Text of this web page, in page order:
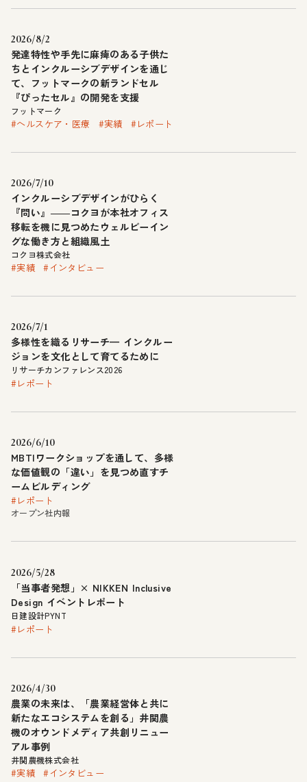
発達特性や手先に麻痺のある子供た
ちとインクルーシブデザインを通じ
て、フットマークの新ランドセル
『ぴったセル』の開発を支援
2026/8/2
フットマーク
#ヘルスケア・医療 #実績 #レポート
インクルーシブデザインがひらく
『問い』――コクヨが本社オフィス
移転を機に見つめたウェルビーイン
グな働き方と組織風土
2026/7/10
コクヨ株式会社
#実績 #インタビュー
多様性を織るリサーチ— インクルー
ジョンを文化として育てるために
2026/7/1
リサーチカンファレンス2026
#レポート
MBTIワークショップを通して、多様
な価値観の「違い」を見つめ直すチ
ームビルディング
2026/6/10
#レポート
オープン社内報
「当事者発想」× NIKKEN Inclusive
Design イベントレポート
2026/5/28
日建設計PYNT
#レポート
農業の未来は、「農業経営体と共に
新たなエコシステムを創る」井関農
機のオウンドメディア共創リニュー
アル事例
2026/4/30
井関農機株式会社
#実績 #インタビュー